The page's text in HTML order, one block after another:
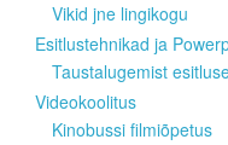
Vikid jne lingikogu
Esitlustehnikad ja
Taustalugemist
Videokoolitus
Kinobussi filmiõpetus